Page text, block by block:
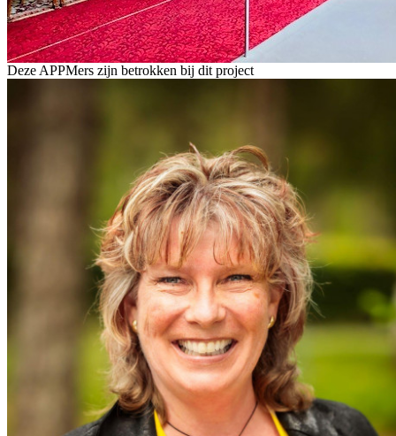
Deze APPMers zijn betrokken bij dit project